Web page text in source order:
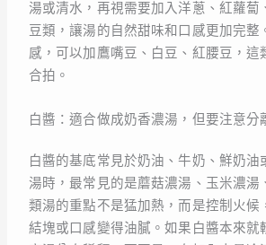
湯或清水，再視需要加入洋蔥、紅蘿蔔
豆類，讓湯的自然甜味和口感更加完整
感，可以加鷹嘴豆、白豆、紅腰豆，這
合拍。
白醬：適合做成奶香濃湯，但要注意分
白醬的基底常見於奶油、牛奶、鮮奶油
湯時，最常見的是蘑菇濃湯、玉米濃湯
類湯的重點不是猛加熱，而是控制火候
結塊或口感變得油膩。如果白醬本來就